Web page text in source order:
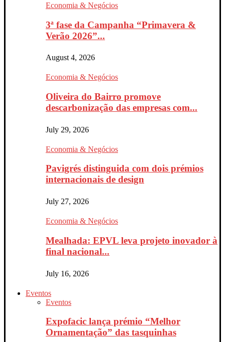
Economia & Negócios
3ª fase da Campanha “Primavera &
Verão 2026”...
August 4, 2026
Economia & Negócios
Oliveira do Bairro promove
descarbonização das empresas com...
July 29, 2026
Economia & Negócios
Pavigrés distinguida com dois prémios
internacionais de design
July 27, 2026
Economia & Negócios
Mealhada: EPVL leva projeto inovador à
final nacional...
July 16, 2026
Eventos
Eventos
Expofacic lança prémio “Melhor
Ornamentação” das tasquinhas